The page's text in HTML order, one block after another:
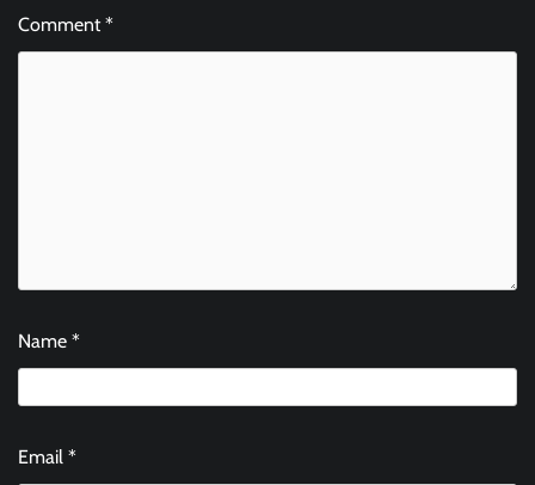
Comment*
Name *
Email *